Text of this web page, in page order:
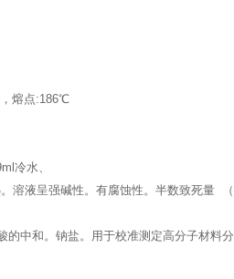
，熔点:186℃
冷水、
溶液呈强碱性。有腐蚀性。半数致死量 （
中和。钠盐。用于校准测定高分子材料